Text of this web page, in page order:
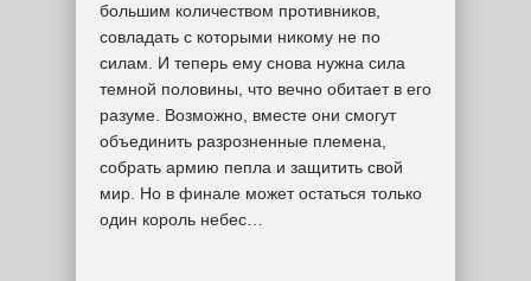
большим количеством противников,
совладать с которыми никому не по
силам. И теперь ему снова нужна сила
темной половины, что вечно обитает в его
разуме. Возможно, вместе они смогут
объединить разрозненные племена,
собрать армию пепла и защитить свой
мир. Но в финале может остаться только
один король небес…